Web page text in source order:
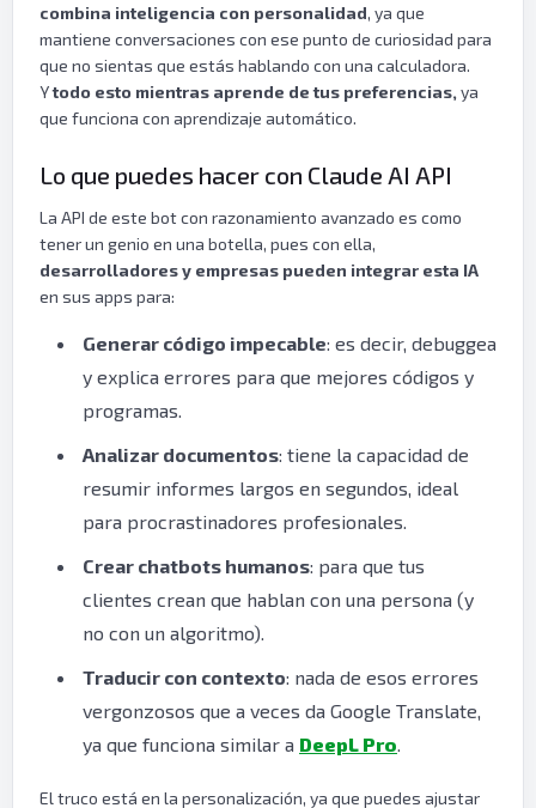
combina inteligencia con personalidad, ya que
mantiene conversaciones con ese punto de curiosidad para
que no sientas que estás hablando con una calculadora.
Ytodo esto mientras aprende de tus preferencias, ya
que funciona con aprendizaje automático.
Lo que puedes hacer con Claude AI API
La API de este bot con razonamiento avanzado es como
tener un genio en una botella, pues con ella,
desarrolladores y empresas pueden integrar esta IA
en sus apps para:
Generar código impecable: es decir, debuggea
y explica errores para que mejores códigos y
programas.
Analizar documentos: tiene la capacidad de
resumir informes largos en segundos, ideal
para procrastinadores profesionales.
Crear chatbots humanos: para que tus
clientes crean que hablan con una persona (y
no con un algoritmo).
Traducir con contexto: nada de esos errores
vergonzosos que a veces da Google Translate,
ya que funciona similar a DeepL Pro
El truco está en la personalización, ya que puedes ajustar